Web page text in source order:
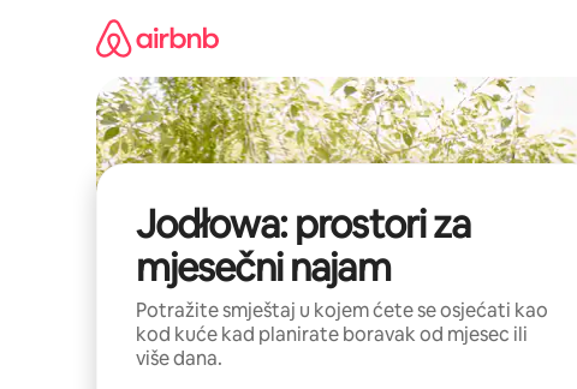
Jodłowa: prostori za
mjesečni najam
Potražite smještaj u kojem ćete se osjećati kao
kod kuće kad planirate boravak od mjesec ili
više dana.